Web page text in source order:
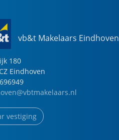
vb&t Makelaars Eindhoven
180
Eindhoven
vestiging